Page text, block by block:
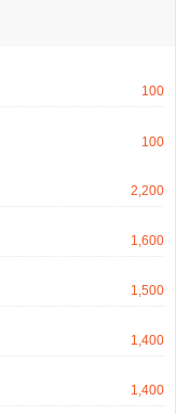
100
100
2,200
1,600
1,500
1,400
1,400